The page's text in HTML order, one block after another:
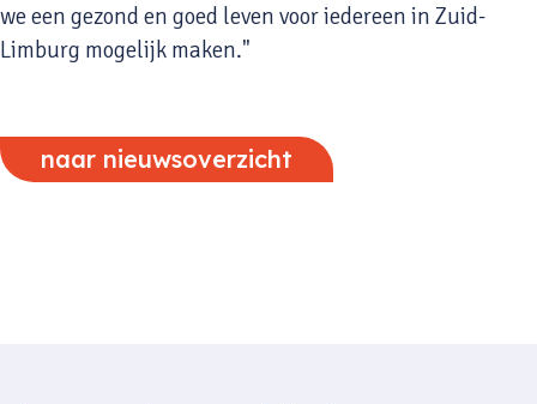
we een gezond en goed leven voor iedereen in Zuid-
Limburg mogelijk maken."
naar nieuwsoverzicht